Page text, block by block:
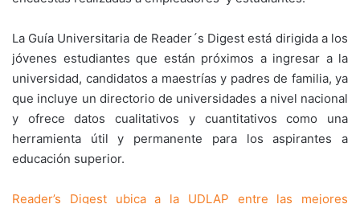
La Guía Universitaria de Reader´s Digest está dirigida a los
jóvenes estudiantes que están próximos a ingresar a la
universidad, candidatos a maestrías y padres de familia, ya
que incluye un directorio de universidades a nivel nacional
y ofrece datos cualitativos y cuantitativos como una
herramienta útil y permanente para los aspirantes a
educación superior.
Reader’s Digest ubica a la UDLAP entre las mejores